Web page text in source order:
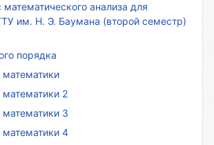
математического анализа для
им. Н. Э. Баумана (второй семестр)
порядка
2
3
4